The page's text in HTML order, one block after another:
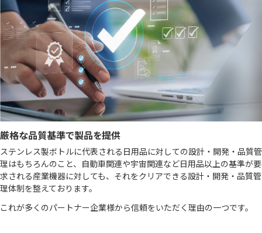
厳格な品質基準で製品を提供
ステンレス製ボトルに代表される日用品に対しての設計・開発・品質管
理はもちろんのこと、自動車関連や宇宙関連など日用品以上の基準が要
求される産業機器に対しても、それをクリアできる設計・開発・品質管
理体制を整えております。
これが多くのパートナー企業様から信頼をいただく理由の一つです。